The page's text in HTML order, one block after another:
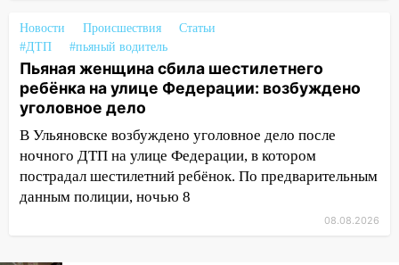
16:26
В Ульяновске бесплатно покажут
матч «Волги» под открытым небом
16:12 В Ульяновском госуниверситете
разработают отечественный прибор для
цифровой ПЦР
15:47 Ульяновцы могут вернуть деньги
за абонементы закрывшегося фитнес-
клуба «Рекорд-Fitness»
прокуратуры в селах Ульяновской
Новости Происшествия
Статьи
#ДТП
#пьяный водитель
Пьяная женщина сбила шестилетнего
ребёнка на улице Федерации: возбуждено
уголовное дело
В Ульяновске возбуждено уголовное дело после
ночного ДТП на улице Федерации, в котором
пострадал шестилетний ребёнок. По предварительным
данным полиции, ночью 8
08.08.2026